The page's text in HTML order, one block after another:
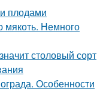
плодами
мякоть. Немного
столовый сорт
Особенности